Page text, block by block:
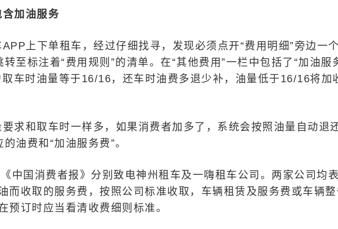
加油服务
APP上下单租车，经过仔细找寻，发现必须点开“费用明细”旁边一
至标注着“费用规则”的清单。在“其他费用”一栏中包括了“加油服
车时油量等于16/16，还车时油费多退少补，油量低于16/16将加
求和取车时一样多，如果消费者加多了，系统会按照油量自动退还
油费和“加油服务费”。
中国消费者报》分别致电神州租车及一嗨租车公司。两家公司均
而收取的服务费，按照公司标准收取，车辆租赁及服务费或车辆整
预订时应当看清收费细则标准。